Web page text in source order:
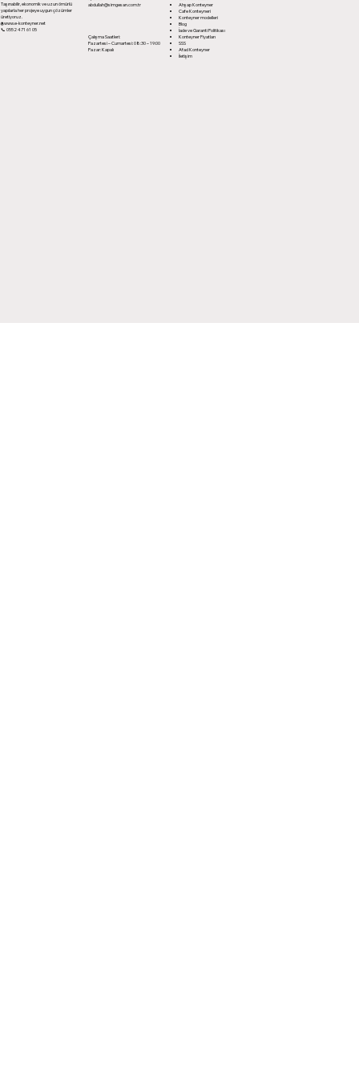
Taşınabilir, ekonomik ve uzun ömürlü
yapılarla her projeye uygun çözümler
üretiyoruz.
🌐www.e-konteyner.net
📞 0552 471 61 05
abdullah@simgesan.com.tr
Çalışma Saatleri:
Pazartesi – Cumartesi: 08:30 – 19:00
Pazar: Kapalı
Ahşap Konteyner
Cafe Konteyneri
Konteyner modelleri
Blog
İade ve Garanti Politikası
Konteyner Fiyatları
SSS
Afad Konteyner
İletişim